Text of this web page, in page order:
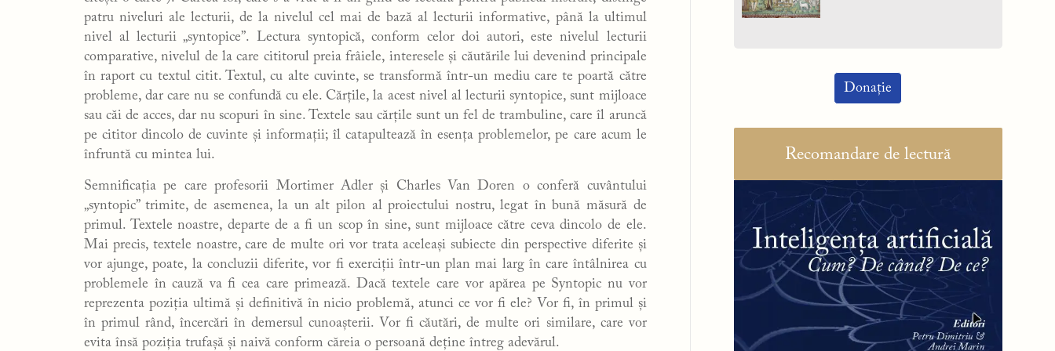
patru niveluri ale lecturii, de la nivelul cel mai de bază al lecturii informative, până la ultimul
nivel al lecturii „syntopice”. Lectura syntopică, conform celor doi autori, este nivelul lecturii
comparative, nivelul de la care cititorul preia frâiele, interesele și căutările lui devenind principale
în raport cu textul citit. Textul, cu alte cuvinte, se transformă într-un mediu care te poartă către
probleme, dar care nu se confundă cu ele. Cărțile, la acest nivel al lecturii syntopice, sunt mijloace
sau căi de acces, dar nu scopuri în sine. Textele sau cărțile sunt un fel de trambuline, care îl aruncă
pe cititor dincolo de cuvinte și informații; îl catapultează în esența problemelor, pe care acum le
înfruntă cu mintea lui.
Semnificația pe care profesorii Mortimer Adler și Charles Van Doren o conferă cuvântului
„syntopic” trimite, de asemenea, la un alt pilon al proiectului nostru, legat în bună măsură de
primul. Textele noastre, departe de a fi un scop în sine, sunt mijloace către ceva dincolo de ele.
Mai precis, textele noastre, care de multe ori vor trata aceleași subiecte din perspective diferite și
vor ajunge, poate, la concluzii diferite, vor fi exerciții într-un plan mai larg în care întâlnirea cu
problemele în cauză va fi cea care primează. Dacă textele care vor apărea pe Syntopic nu vor
reprezenta poziția ultimă și definitivă în nicio problemă, atunci ce vor fi ele? Vor fi, în primul și
în primul rând, încercări în demersul cunoașterii. Vor fi căutări, de multe ori similare, care vor
evita însă poziția trufașă și naivă conform căreia o persoană deține întreg adevărul.
Donație
Recomandare de lectură